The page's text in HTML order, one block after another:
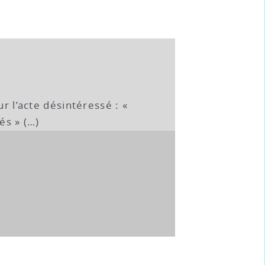
l’acte désintéressé : «
» (…)